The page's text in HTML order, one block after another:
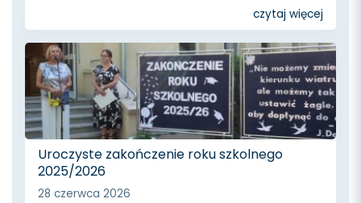
czytaj więcej
Uroczyste zakończenie roku szkolnego
2025/2026
28 czerwca 2026